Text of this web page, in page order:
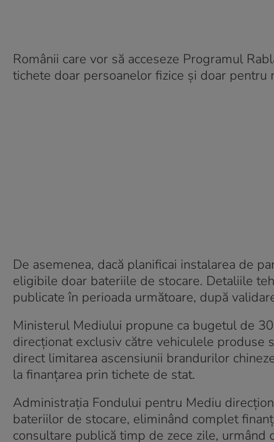
Românii care vor să acceseze Programul
tichete doar persoanelor fizice și doar pentru
De asemenea, dacă planificai instalarea de
eligibile doar bateriile de stocare. Detaliile
publicate în perioada următoare, după
Ministerul Mediului propune ca bugetul de
direcționat exclusiv către vehiculele produse
direct limitarea ascensiunii brandurilor
la finanțarea prin tichete de stat.
Administrația Fondului pentru Mediu
bateriilor de stocare, eliminând complet
consultare publică timp de zece zile,